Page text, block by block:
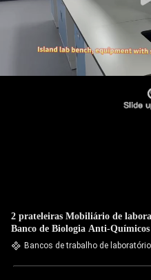
2 prateleiras Mobiliário de
Banco de Biologia Anti-
Bancos de trabalho de laboratório